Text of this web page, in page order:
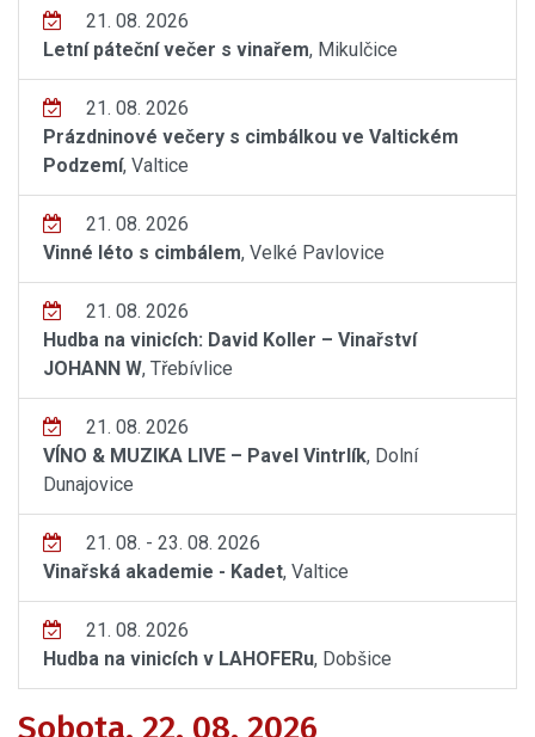
21. 08. 2026
Letní páteční večer s vinařem, Mikulčice
21. 08. 2026
Prázdninové večery s cimbálkou ve Valtickém
Podzemí, Valtice
21. 08. 2026
Vinné léto s cimbálem, Velké Pavlovice
21. 08. 2026
Hudba na vinicích: David Koller – Vinařství
JOHANN W, Třebívlice
21. 08. 2026
VÍNO & MUZIKA LIVE – Pavel Vintrlík, Dolní
Dunajovice
21. 08. - 23. 08. 2026
Vinařská akademie - Kadet, Valtice
21. 08. 2026
Hudba na vinicích v LAHOFERu, Dobšice
Sobota, 22. 08. 2026